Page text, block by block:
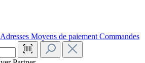
Adresses Moyens de paiement Commandes